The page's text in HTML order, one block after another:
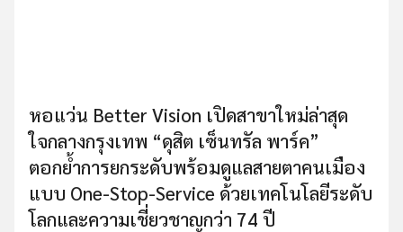
หอแว่น Better Vision เปิดสาขาใหม่ล่าสุด
ใจกลางกรุงเทพ “ดุสิต เซ็นทรัล พาร์ค”
ตอกย้ำการยกระดับพร้อมดูแลสายตาคนเมือง
แบบ One-Stop-Service ด้วยเทคโนโลยีระดับ
โลกและความเชี่ยวชาญกว่า 74 ปี